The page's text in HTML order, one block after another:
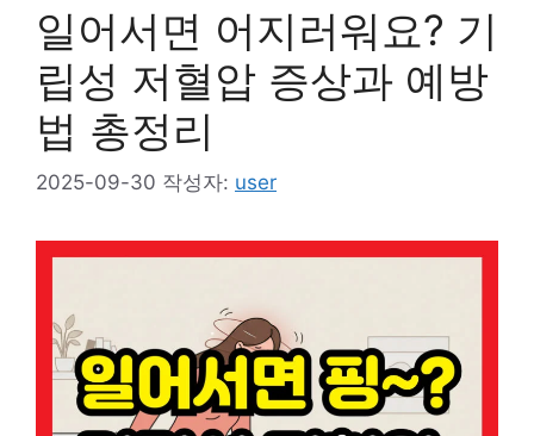
일어서면 어지러워요? 기
립성 저혈압 증상과 예방
법 총정리
2025-09-30 작성자: user